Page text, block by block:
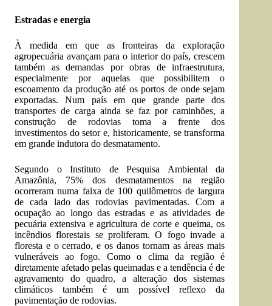
Estradas e energia
À medida em que as fronteiras da exploração
agropecuária avançam para o interior do país, crescem
também as demandas por obras de infraestrutura,
especialmente por aquelas que possibilitem o
escoamento da produção até os portos de onde sejam
exportadas. Num país em que grande parte dos
transportes de carga ainda se faz por caminhões, a
construção de rodovias toma a frente dos
investimentos do setor e, historicamente, se transforma
em grande indutora do desmatamento.
Segundo o Instituto de Pesquisa Ambiental da
Amazônia, 75% dos desmatamentos na região
ocorreram numa faixa de 100 quilômetros de largura
de cada lado das rodovias pavimentadas. Com a
ocupação ao longo das estradas e as atividades de
pecuária extensiva e agricultura de corte e queima, os
incêndios florestais se proliferam. O fogo invade a
floresta e o cerrado, e os danos tornam as áreas mais
vulneráveis ao fogo. Como o clima da região é
diretamente afetado pelas queimadas e a tendência é de
agravamento do quadro, a alteração dos sistemas
climáticos também é um possível reflexo da
pavimentação de rodovias.